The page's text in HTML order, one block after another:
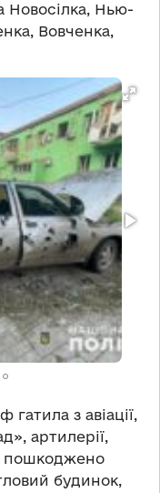
Новосілка, Нью-
Вовченка,
з авіації,
артилерії,
пошкоджено
будинок,